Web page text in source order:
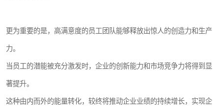
更为重要的是，高满意度的员工团队能够释放出惊人的创造力和生产
力。
当员工的潜能被充分激发时，企业的创新能力和市场竞争力将得到显
著提升。
这种由内而外的能量转化，较终将推动企业业绩的持续增长，实现企